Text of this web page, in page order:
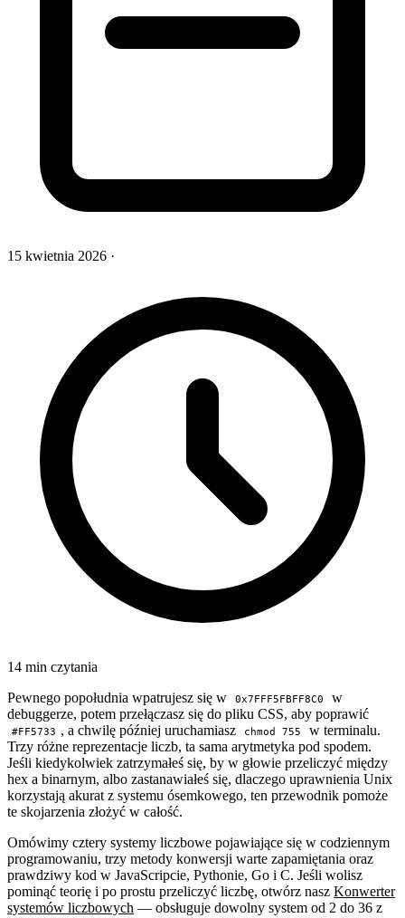
15 kwietnia 2026 ·
14 min czytania
Pewnego popołudnia wpatrujesz się w
0x7FFF5FBFF8C0
w
debuggerze, potem przełączasz się do pliku CSS, aby poprawić
#FF5733 , a chwilę później uruchamiasz chmod 755
w terminalu.
Trzy różne reprezentacje liczb, ta sama arytmetyka pod spodem.
Jeśli kiedykolwiek zatrzymałeś się, by w głowie przeliczyć między
hex a binarnym, albo zastanawiałeś się, dlaczego uprawnienia Unix
korzystają akurat z systemu ósemkowego, ten przewodnik pomoże
te skojarzenia złożyć w całość.
Omówimy cztery systemy liczbowe pojawiające się w codziennym
programowaniu, trzy metody konwersji warte zapamiętania oraz
prawdziwy kod w JavaScripcie, Pythonie, Go i C. Jeśli wolisz
pominąć teorię i po prostu przeliczyć liczbę, otwórz nasz Konwerter
systemów liczbowych — obsługuje dowolny system od 2 do 36 z